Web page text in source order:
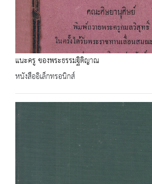
แนะครู ของพระธรรมฐิติญาณ
หนังสืออิเล็กทรอนิกส์